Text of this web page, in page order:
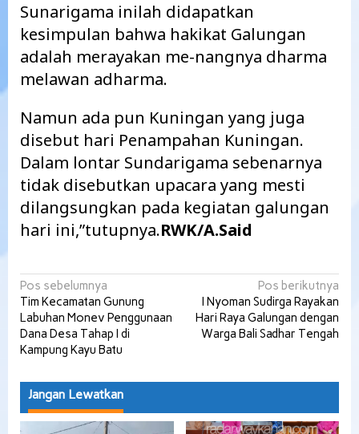
Sunarigama inilah didapatkan
kesimpulan bahwa hakikat Galungan
adalah merayakan me-nangnya dharma
melawan adharma.
Namun ada pun Kuningan yang juga
disebut hari Penampahan Kuningan.
Dalam lontar Sundarigama sebenarnya
tidak disebutkan upacara yang mesti
dilangsungkan pada kegiatan galungan
hari ini,”tutupnya.RWK/A.Said
Navigasi
pos
Pos sebelumnya
Tim Kecamatan Gunung
Labuhan Monev Penggunaan
Dana Desa Tahap I di
Kampung Kayu Batu
Pos berikutnya
I Nyoman Sudirga Rayakan
Hari Raya Galungan dengan
Warga Bali Sadhar Tengah
Jangan Lewatkan